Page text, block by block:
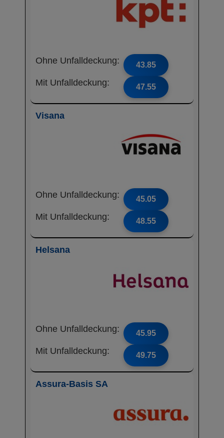
Ohne Unfalldeckung: 43.85
Mit Unfalldeckung: 47.55
Visana
Ohne Unfalldeckung: 45.05
Mit Unfalldeckung: 48.55
Helsana
Ohne Unfalldeckung: 45.95
Mit Unfalldeckung: 49.75
Assura-Basis SA